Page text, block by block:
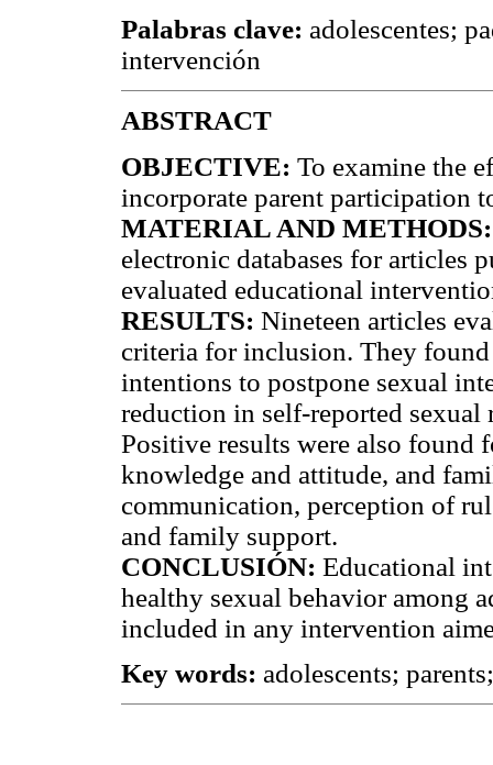
Palabras clave: adolescentes;
intervención
ABSTRACT
OBJECTIVE: To examine the
incorporate parent participation
MATERIAL AND METHODS:
electronic databases for articles
evaluated educational
RESULTS: Nineteen articles
criteria for inclusion. They
intentions to postpone sexual
reduction in self-reported sexual
Positive results were also found
knowledge and attitude, and
communication, perception of
and family support.
CONCLUSIÓN: Educational
healthy sexual behavior among
included in any intervention
Key words: adolescents;